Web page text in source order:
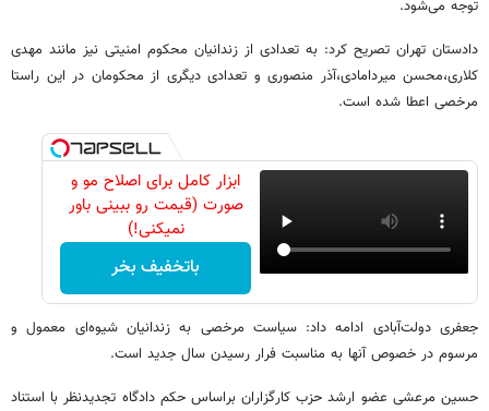
توجه می‌شود.
دادستان تهران تصریح کرد: به تعدادی از زندانیان محکوم امنیتی نیز مانند مهدی
کلاری،‌محسن میردامادی،‌آذر منصوری و تعدادی دیگری از محکومان در این راستا
مرخصی اعطا شده است.
ابزار کامل برای اصلاح مو و
صورت (قیمت رو ببینی باور
نمیکنی!)
باتخفیف بخر
جعفری دولت‌آبادی ادامه داد: سیاست مرخصی به زندانیان شیوه‌ای معمول و
مرسوم در خصوص آنها به مناسبت فرار رسیدن سال جدید است.
حسین مرعشی عضو ارشد حزب کارگزاران براساس حکم دادگاه تجدیدنظر با استناد